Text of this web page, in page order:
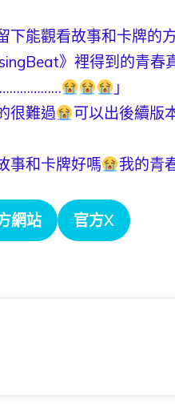
下能觀看故事和卡牌的方
》裡得到的青春
」
很難過
可以出後續版
事和卡牌好嗎
我的青
網站 官方X